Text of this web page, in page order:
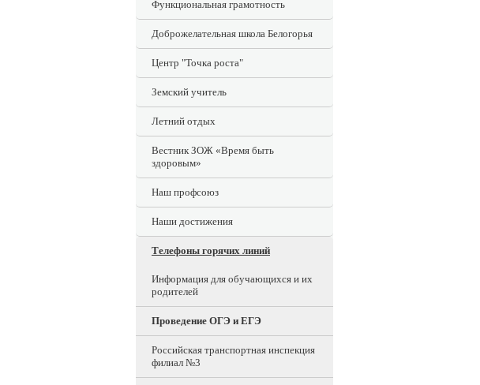
Функциональная грамотность
Доброжелательная школа Белогорья
Центр "Точка роста"
Земский учитель
Летний отдых
Вестник ЗОЖ «Время быть
здоровым»
Наш профсоюз
Наши достижения
Телефоны горячих линий
Информация для обучающихся и их
родителей
Проведение ОГЭ и ЕГЭ
Российская транспортная инспекция
филиал №3